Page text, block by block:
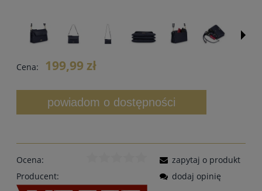
Cena: 199,99 zł
powiadom o dostępności
Ocena:
Producent:
zapytaj o produkt
dodaj opinię